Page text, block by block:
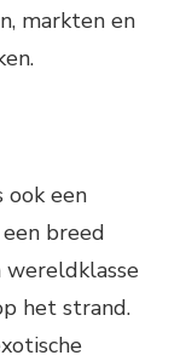
markten en
ook een
breed
wereldklasse
het strand.